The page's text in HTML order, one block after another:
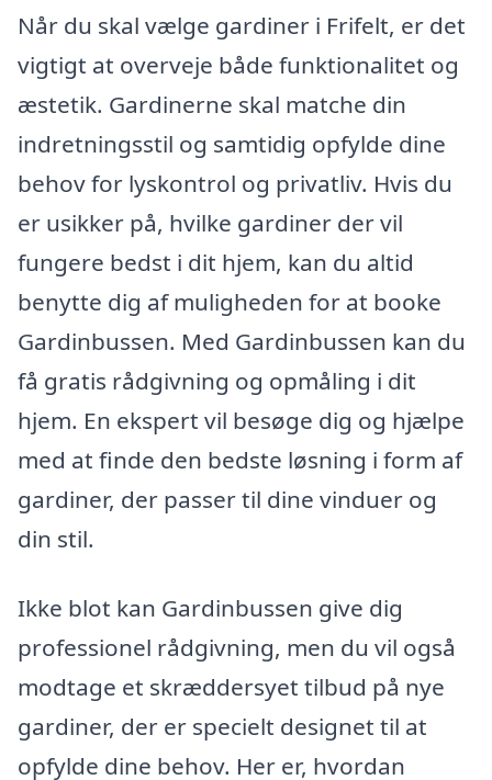
Når du skal vælge gardiner i Frifelt, er det
vigtigt at overveje både funktionalitet og
æstetik. Gardinerne skal matche din
indretningsstil og samtidig opfylde dine
behov for lyskontrol og privatliv. Hvis du
er usikker på, hvilke gardiner der vil
fungere bedst i dit hjem, kan du altid
benytte dig af muligheden for at booke
Gardinbussen. Med Gardinbussen kan du
få gratis rådgivning og opmåling i dit
hjem. En ekspert vil besøge dig og hjælpe
med at finde den bedste løsning i form af
gardiner, der passer til dine vinduer og
din stil.
Ikke blot kan Gardinbussen give dig
professionel rådgivning, men du vil også
modtage et skræddersyet tilbud på nye
gardiner, der er specielt designet til at
opfylde dine behov. Her er, hvordan